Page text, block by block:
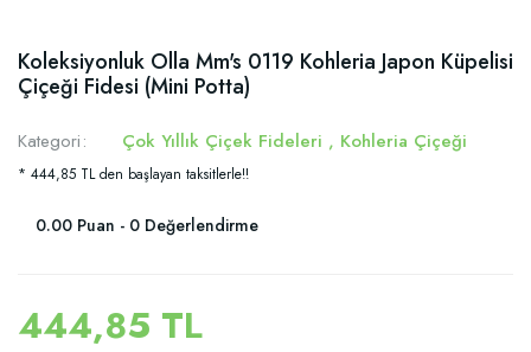
Koleksiyonluk Olla Mm's 0119 Kohleria Japon Küpelisi
Çiçeği Fidesi (Mini Potta)
Kategori Çok Yıllık Çiçek Fideleri , Kohleria Çiçeği
* 444,85 TL den başlayan taksitlerle!!
0.00 Puan - 0 Değerlendirme
444,85 TL